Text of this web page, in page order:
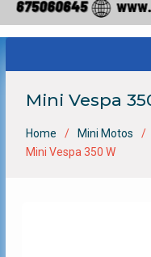
Mini Vespa
Home Mini Motos
Mini Vespa 350 W